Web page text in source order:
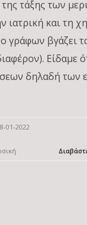
τάξης των
και τη
γράφων βγάζει
Είδαμε
δηλαδή των
01-2022